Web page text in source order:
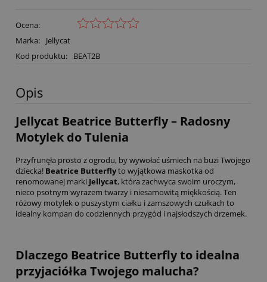
Ocena:
Marka:
Jellycat
Kod produktu:
BEAT2B
Opis
Jellycat Beatrice Butterfly – Radosny
Motylek do Tulenia
Przyfrunęła prosto z ogrodu, by wywołać uśmiech na buzi Twojego
dziecka! Beatrice Butterflyto wyjątkowa maskotka od
renomowanej marki Jellycat, która zachwyca swoim uroczym,
nieco psotnym wyrazem twarzy i niesamowitą miękkością.Ten
różowy motylek o puszystym ciałku i zamszowych czułkach to
idealny kompan do codziennych przygód i najsłodszych drzemek.
Dlaczego Beatrice Butterfly to idealna
przyjaciółka Twojego malucha?